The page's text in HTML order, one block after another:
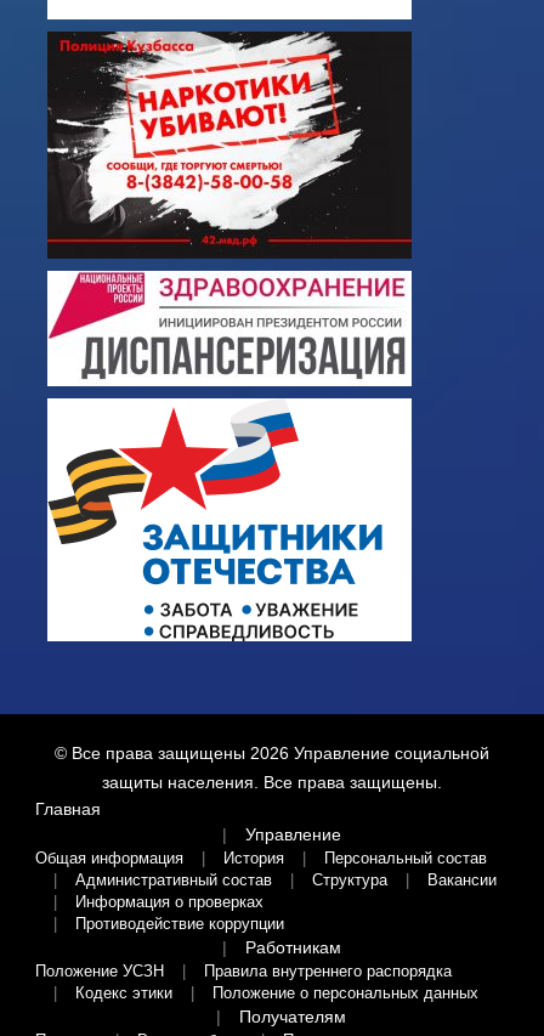
© Все права защищены 2026 Управление социальной
защиты населения . Все права защищены.
Главная
Управление
Общая информация История
Персональный состав
Административный состав
Структура
Вакансии
Информация о проверках
Противодействие коррупции
Работникам
Положение УСЗН
Правила внутреннего распорядка
Кодекс этики
Положение о персональных данных
Получателям